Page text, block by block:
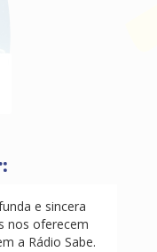
e sincera
nos oferecem
a Rádio Sabe.